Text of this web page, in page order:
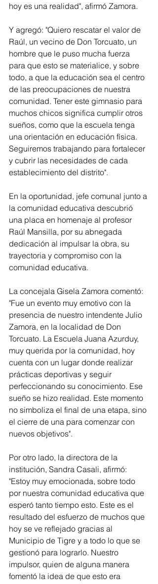
hoy es una realidad", afirmó Zamora.
Y agregó: "Quiero rescatar el valor de
Raúl, un vecino de Don Torcuato, un
hombre que le puso mucha fuerza
para que esto se materialice, y sobre
todo, a que la educación sea el centro
de las preocupaciones de nuestra
comunidad. Tener este gimnasio para
muchos chicos significa cumplir otros
sueños, como que la escuela tenga
una orientación en educación física.
Seguiremos trabajando para fortalecer
y cubrir las necesidades de cada
establecimiento del distrito".
En la oportunidad, jefe comunal junto a
la comunidad educativa descubrió
una placa en homenaje al profesor
Raúl Mansilla, por su abnegada
dedicación al impulsar la obra, su
trayectoria y compromiso con la
comunidad educativa.
La concejala Gisela Zamora comentó:
"Fue un evento muy emotivo con la
presencia de nuestro intendente Julio
Zamora, en la localidad de Don
Torcuato. La Escuela Juana Azurduy,
muy querida por la comunidad, hoy
cuenta con un lugar donde realizar
prácticas deportivas y seguir
perfeccionando su conocimiento. Ese
sueño se hizo realidad. Este momento
no simboliza el final de una etapa, sino
el cierre de una para comenzar con
nuevos objetivos".
Por otro lado, la directora de la
institución, Sandra Casali, afirmó:
"Estoy muy emocionada, sobre todo
por nuestra comunidad educativa que
esperó tanto tiempo esto. Este es el
resultado del esfuerzo de muchos que
hoy se ve reflejado gracias al
Municipio de Tigre y a todo lo que se
gestionó para lograrlo. Nuestro
impulsor, quien de alguna manera
fomentó la idea de que esto era